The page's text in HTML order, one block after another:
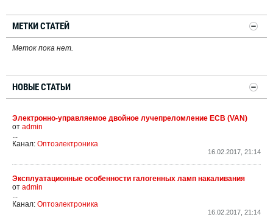
МЕТКИ СТАТЕЙ
Меток пока нет.
НОВЫЕ СТАТЬИ
Электронно-управляемое двойное лучепреломление ECB (VAN)
от admin
...
Канал: Оптоэлектроника
16.02.2017, 21:14
Эксплуатационные особенности галогенных ламп накаливания
от admin
...
Канал: Оптоэлектроника
16.02.2017, 21:14